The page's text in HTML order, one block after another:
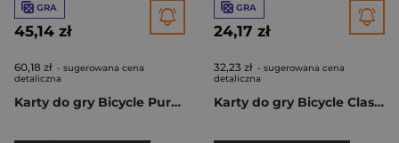
GRA
45,14 zł
60,18 zł - sugerowana cena
detaliczna
Karty do gry Bicycle Purple Peacock
GRA
24,17 zł
32,23 zł - sugerowana cena
detaliczna
Karty do gry Bicycle Classic Mickey